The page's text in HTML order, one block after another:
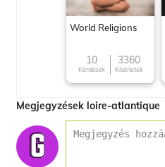
World Religions
10
Kérdések
3360
Kísérletek
Megjegyzések loire-atlantique